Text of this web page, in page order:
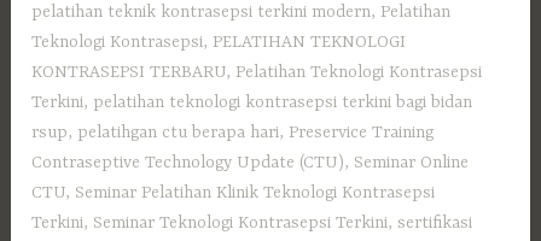
pelatihan teknik kontrasepsi terkini modern, Pelatihan
Teknologi Kontrasepsi, PELATIHAN TEKNOLOGI
KONTRASEPSI TERBARU, Pelatihan Teknologi Kontrasepsi
Terkini, pelatihan teknologi kontrasepsi terkini bagi bidan
rsup, pelatihgan ctu berapa hari, Preservice Training
Contraseptive Technology Update (CTU), Seminar Online
CTU, Seminar Pelatihan Klinik Teknologi Kontrasepsi
Terkini, Seminar Teknologi Kontrasepsi Terkini,sertifikasi